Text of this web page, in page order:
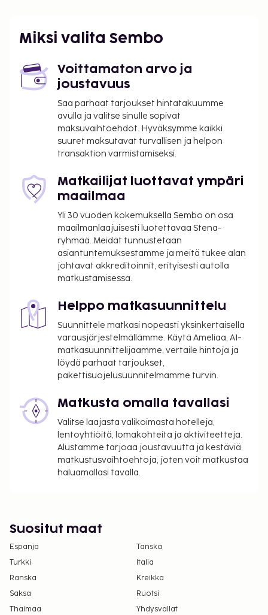
Majoituspaikan ensisijainen lentokenttä on
Käytössäsi on ympäri vuorokauden auki oleva
vastaanotto, kielitaitoinen henkilökunta ja
myyntiautomaatti. Palveluihin kuuluu ilmainen
pysäköinti. Hyödynnä terassi, puutarha ja ilmainen
langaton internetyhteys. Tämän hotellin palveluihin
kuuluu televisio yleisissä tiloissa, piknikalue ja
tarjotaan päivittäin klo 6.30–9.30.
Majoituspaikka veloittaa seuraavat paikan päällä
suoritettavat maksut. Maksuihin saattaa sisältyä
sovellettavat verot:
7.20 prosentin suuruinen kaupunki-/paikallisvero
peritään
Tässä on mainittu kaikki majoituspaikan meille
ilmoittamat maksut.
Maksu buffetaamiaisesta: noin 9 EUR aikuisille
ja 4.50 EUR lapsille
Lemmikit: 3 EUR per lemmikki per yö
Avustajaeläimistä ei veloiteta lisämaksuja
takuumaksut eivät välttämättä sisällä veroja, ja ne
saattavat muuttua.
Kansallisten määräysten vuoksi käteismaksut
eivät voi ylittää 1000 EUR:n suuruista summaa
tässä majoituspaikassa. Saat lisätietoja asiasta
ottamalla yhteyttä majoituspaikkaan
vanhemman tai huoltajan huoneessa olevia
sänkyjä.
Miksi valita Sembo
Voittamaton arvo ja
joustavuus
Saa parhaat tarjoukset hintatakuumme
avulla ja valitse sinulle sopivat
maksuvaihtoehdot. Hyväksymme kaikki
suuret maksutavat turvallisen ja helpon
transaktion varmistamiseksi.
Matkailijat luottavat ympäri
maailmaa
Yli 30 vuoden kokemuksella Sembo on osa
maailmanlaajuisesti luotettavaa Stena-
ryhmää. Meidät tunnustetaan
asiantuntemuksestamme ja meitä tukee alan
johtavat akkreditoinnit, erityisesti autolla
matkustamisessa.
Helppo matkasuunnittelu
Suunnittele matkasi nopeasti yksinkertaisella
varausjärjestelmällämme. Käytä Ameliaa, AI-
matkasuunnittelijaamme, vertaile hintoja ja
löydä parhaat tarjoukset,
pakettisuojelusuunnitelmamme turvin.
Matkusta omalla tavallasi
Valitse laajasta valikoimasta hotelleja,
lentoyhtiöitä, lomakohteita ja aktiviteetteja.
Alustamme tarjoaa joustavuutta ja kestäviä
matkustusvaihtoehtoja, joten voit matkustaa
haluamallasi tavalla.
Suositut maat
Espanja
Tanska
Turkki
Italia
Ranska
Kreikka
Saksa
Ruotsi
Thaimaa
Yhdysvallat